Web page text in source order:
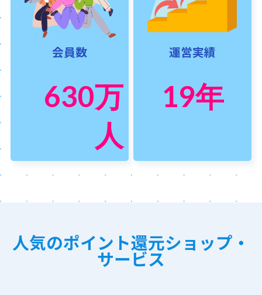
会員数
630万
人
運営実績
19年
人気のポイント還元ショップ・
サービス